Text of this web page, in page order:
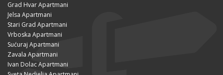
Grad Hvar Apartmani
Jelsa Apartmani
Stari Grad Apartmani
Vrboska Apartmani
Sućuraj Apartmani
Zavala Apartmani
Ivan Dolac Apartmani